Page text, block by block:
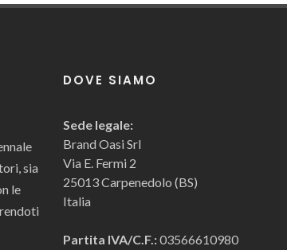
sia
le
DOVE SIAMO
Sede legale:
Brand Oasi Srl
Via E. Fermi 2
25013 Carpenedolo (BS)
Italia
Partita IVA/C.F.:03566610980